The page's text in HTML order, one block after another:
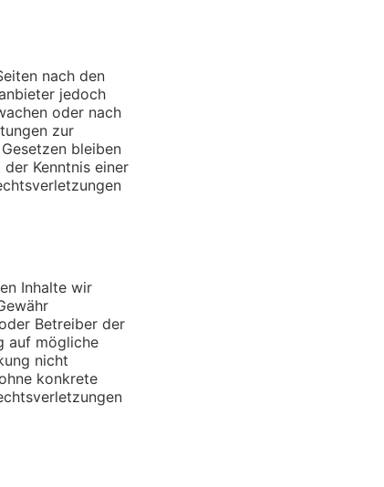
nach den
jedoch
oder nach
zur
bleiben
Kenntnis einer
Inhalte wir
Betreiber der
auf mögliche
nicht
konkrete